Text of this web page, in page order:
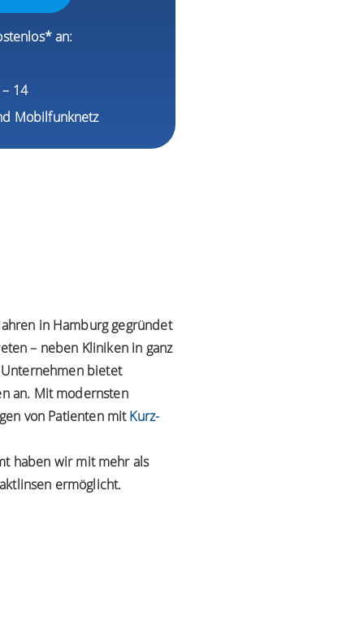
an:
– 14
Mobilfunknetz
in Hamburg gegründet
– neben Kliniken in ganz
bietet
an. Mit modernsten
von Patienten mitKurz-
haben wir mit mehr als
ermöglicht.